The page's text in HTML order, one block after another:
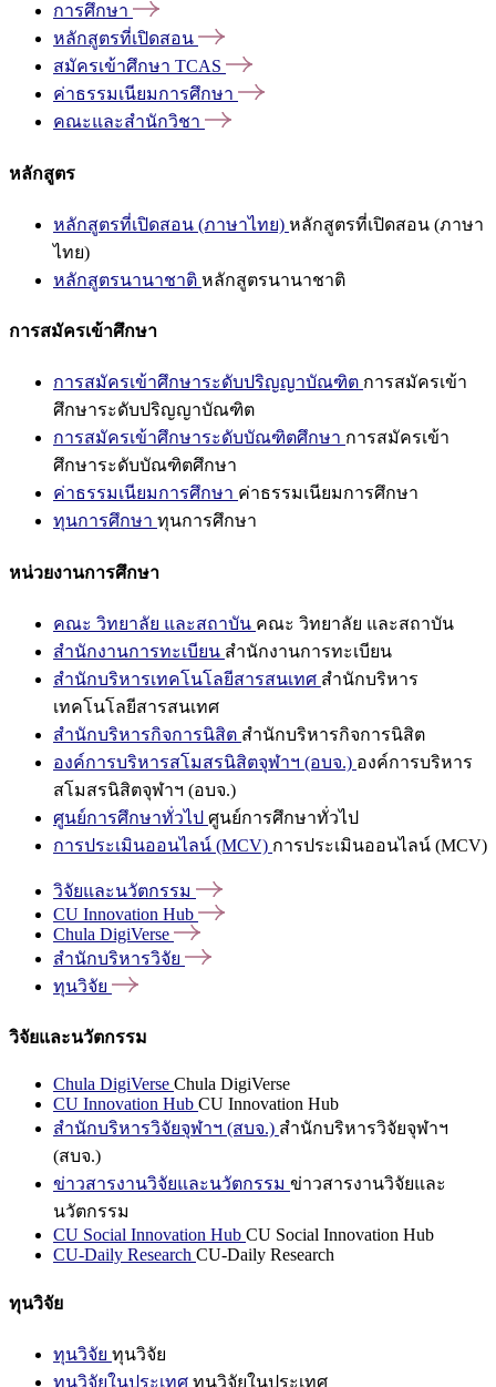
การศึกษา
หลักสูตรที่เปิดสอน
สมัครเข้าศึกษา TCAS
ค่าธรรมเนียมการศึกษา
คณะและสำนักวิชา
หลักสูตร
หลักสูตรที่เปิดสอน (ภาษาไทย) หลักสูตรที่เปิดสอน (ภาษา
ไทย)
หลักสูตรนานาชาติ หลักสูตรนานาชาติ
การสมัครเข้าศึกษา
การสมัครเข้าศึกษาระดับปริญญาบัณฑิต การสมัครเข้า
ศึกษาระดับปริญญาบัณฑิต
การสมัครเข้าศึกษาระดับบัณฑิตศึกษา การสมัครเข้า
ศึกษาระดับบัณฑิตศึกษา
ค่าธรรมเนียมการศึกษา ค่าธรรมเนียมการศึกษา
ทุนการศึกษา ทุนการศึกษา
หน่วยงานการศึกษา
คณะ วิทยาลัย และสถาบัน คณะ วิทยาลัย และสถาบัน
สำนักงานการทะเบียน สำนักงานการทะเบียน
สำนักบริหารเทคโนโลยีสารสนเทศ สำนักบริหาร
เทคโนโลยีสารสนเทศ
สำนักบริหารกิจการนิสิต สำนักบริหารกิจการนิสิต
องค์การบริหารสโมสรนิสิตจุฬาฯ (อบจ.) องค์การบริหาร
สโมสรนิสิตจุฬาฯ (อบจ.)
ศูนย์การศึกษาทั่วไป ศูนย์การศึกษาทั่วไป
การประเมินออนไลน์ (MCV) การประเมินออนไลน์ (MCV)
วิจัยและนวัตกรรม
CU Innovation Hub
Chula DigiVerse
สำนักบริหารวิจัย
ทุนวิจัย
วิจัยและนวัตกรรม
Chula DigiVerse Chula DigiVerse
CU Innovation Hub CU Innovation Hub
สำนักบริหารวิจัยจุฬาฯ (สบจ.) สำนักบริหารวิจัยจุฬาฯ
(สบจ.)
ข่าวสารงานวิจัยและนวัตกรรม ข่าวสารงานวิจัยและ
นวัตกรรม
CU Social Innovation Hub CU Social Innovation Hub
CU-Daily Research CU-Daily Research
ทุนวิจัย
ทุนวิจัย ทุนวิจัย
ทุนวิจัยในประเทศ ทุนวิจัยในประเทศ